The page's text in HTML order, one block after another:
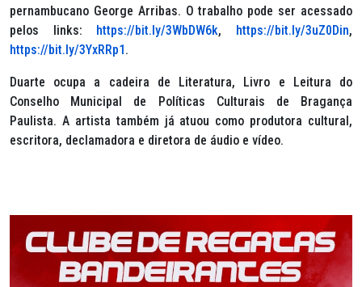
pernambucano George Arribas. O trabalho pode ser acessado
pelos links: https://bit.ly/3WbDW6k, https://bit.ly/3uZ0Din,
https://bit.ly/3YxRRp1.
Duarte ocupa a cadeira de Literatura, Livro e Leitura do
Conselho Municipal de Políticas Culturais de Bragança
Paulista. A artista também já atuou como produtora cultural,
escritora, declamadora e diretora de áudio e vídeo.